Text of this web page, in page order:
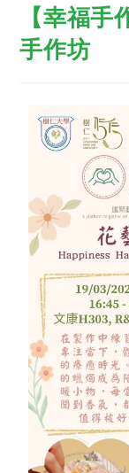
【幸福
手作坊